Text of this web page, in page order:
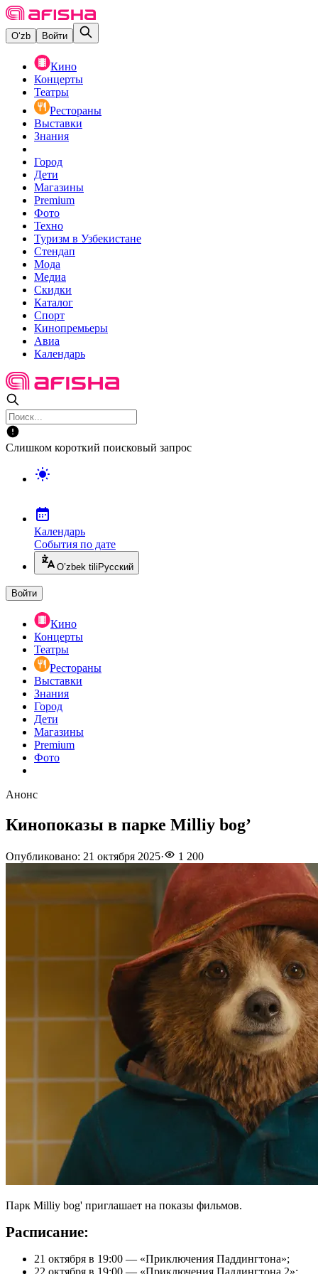
O‘zb Войти
Кино
Концерты
Театры
Рестораны
Выставки
Знания
Город
Дети
Магазины
Premium
Фото
Техно
Туризм в Узбекистане
Стендап
Мода
Медиа
Скидки
Каталог
Спорт
Кинопремьеры
Авиа
Календарь
Слишком короткий поисковый запрос
Календарь
События по дате
O’zbek tili Русский
Войти
Кино
Концерты
Театры
Рестораны
Выставки
Знания
Город
Дети
Магазины
Premium
Фото
Анонс
Кинопоказы в парке Milliy bog’
Опубликовано: 21 октября 2025· 1 200
Парк Milliy bog' приглашает на показы фильмов.
Расписание:
21 октября в 19:00 — «Приключения Паддингтона»;